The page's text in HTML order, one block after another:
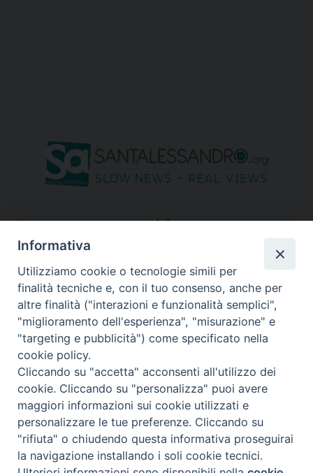
seguici su
Copyright © 2026 Diocesi di Bergamo - C. F. 01072200163 - Tutti i
diritti riservati. -Note legali -Privacy policy
Informativa
Utilizziamo cookie o tecnologie simili per
finalità tecniche e, con il tuo consenso, anche per
altre finalità ("interazioni e funzionalità semplici",
"miglioramento dell'esperienza", "misurazione" e
"targeting e pubblicità") come specificato nella
cookie policy.
Cliccando su "accetta" acconsenti all'utilizzo dei
cookie. Cliccando su "personalizza" puoi avere
maggiori informazioni sui cookie utilizzati e
personalizzare le tue preferenze. Cliccando su
"rifiuta" o chiudendo questa informativa proseguirai
la navigazione installando i soli cookie tecnici.